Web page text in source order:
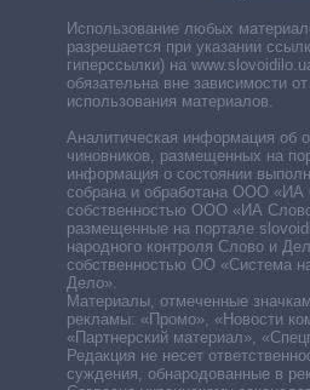
Использование любых
разрешается при указании
гиперссылки) на
обязательна вне зависимости от
использования материалов.
Аналитическая информация об
чиновников, размещенных на
информация о состоянии
собрана и обработана ООО «ИА
собственностью ООО «ИА
размещенные на портале
народного контроля Слово и
собственностью ОО «Система
Дело».
Материалы, отмеченные
рекламы: «Промо», «Новости
«Партнерский материал»,
Редакция не несет
суждения, обнародованные в